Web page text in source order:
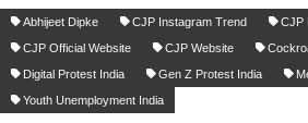
Abhijeet Dipke CJP Instagram Trend
CJP
CJP Official Website
CJP Website
Digital Protest India
Gen Z Protest India
Youth Unemployment India